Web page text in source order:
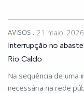
AVISOS 21 maio, 2026
Interrupção no
Rio Caldo
Na sequência de
necessária na rede